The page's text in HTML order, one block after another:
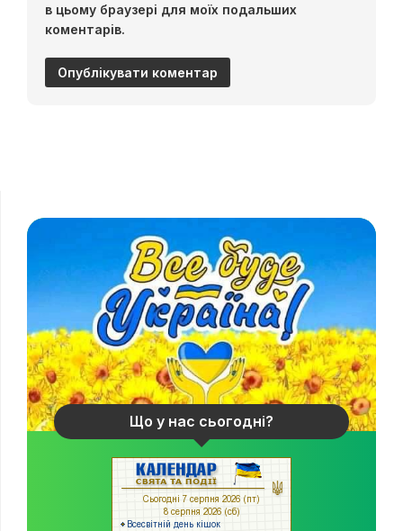
в цьому браузері для моїх подальших
коментарів.
Що у нас сьогодні?